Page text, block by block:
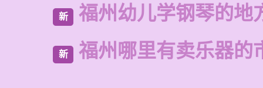
新 福州幼儿学钢琴的地
新 福州哪里有卖乐器的